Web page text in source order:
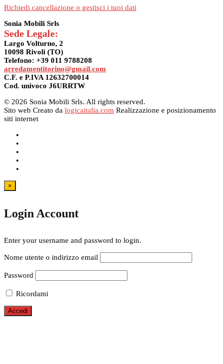
Richiedi cancellazione o gestisci i tuoi dati
Sonia Mobili Srls
Sede Legale:
Largo Volturno, 2
10098 Rivoli (TO)
Telefono: +39 011 9788208
arredamentitorino@gmail.com
C.F. e P.IVA 12632700014
Cod. univoco J6URRTW
© 2026 Sonia Mobili Srls. All rights reserved.
Sito web Creato da logicaitalia.com Realizzazione e posizionamento
siti internet
×
Login Account
Enter your username and password to login.
Nome utente o indirizzo email
Password
Ricordami